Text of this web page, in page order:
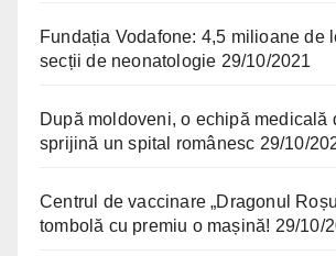
Fundația Vodafone: 4,5 milioane de
secții de neonatologie 29/10/2021
După moldoveni, o echipă medicală
sprijină un spital românesc 29/10/
Centrul de vaccinare „Dragonul
tombolă cu premiu o mașină! 29/10/